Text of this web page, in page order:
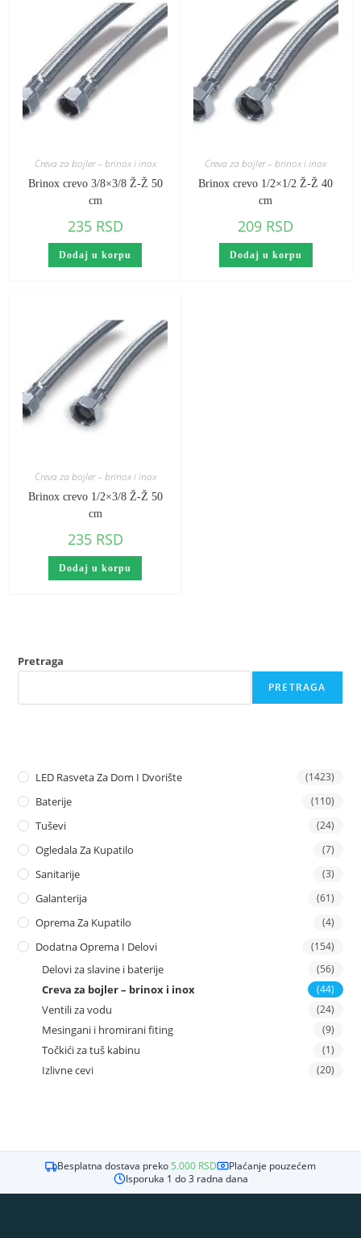
Creva za bojler – brinox i inox
Brinox crevo 3/8×3/8 Ž-Ž 50
cm
235 RSD
Dodaj u korpu
Creva za bojler – brinox i inox
Brinox crevo 1/2×1/2 Ž-Ž 40
cm
209 RSD
Dodaj u korpu
Creva za bojler – brinox i inox
Brinox crevo 1/2×3/8 Ž-Ž 50
cm
235 RSD
Dodaj u korpu
Pretraga
PRETRAGA
LED Rasveta Za Dom I Dvorište (1423)
Baterije (110)
Tuševi (24)
Ogledala Za Kupatilo (7)
Sanitarije (3)
Galanterija (61)
Oprema Za Kupatilo (4)
Dodatna Oprema I Delovi (154)
Delovi za slavine i baterije (56)
Creva za bojler – brinox i inox (44)
Ventili za vodu (24)
Mesingani i hromirani fiting (9)
Točkići za tuš kabinu (1)
Izlivne cevi (20)
Besplatna dostava preko 5.000 RSD
Plaćanje pouzećem
Isporuka 1 do 3 radna dana